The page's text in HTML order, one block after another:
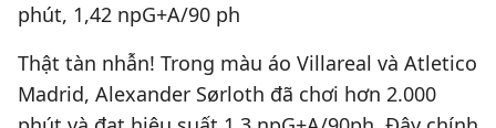
phút, 1,42 npG+A/90 ph
Thật tàn nhẫn! Trong màu áo Villareal và Atletico
Madrid, Alexander Sørloth đã chơi hơn 2.000